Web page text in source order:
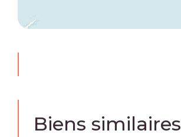
Biens similaires